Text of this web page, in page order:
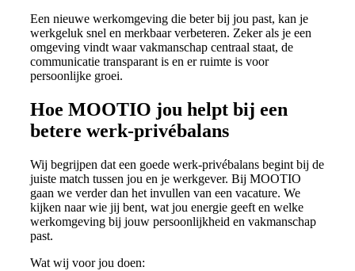
Een nieuwe werkomgeving die beter bij jou past, kan je
werkgeluk snel en merkbaar verbeteren. Zeker als je een
omgeving vindt waar vakmanschap centraal staat, de
communicatie transparant is en er ruimte is voor
persoonlijke groei.
Hoe MOOTIO jou helpt bij een
betere werk-privébalans
Wij begrijpen dat een goede werk-privébalans begint bij de
juiste match tussen jou en je werkgever. Bij MOOTIO
gaan we verder dan het invullen van een vacature. We
kijken naar wie jij bent, wat jou energie geeft en welke
werkomgeving bij jouw persoonlijkheid en vakmanschap
past.
Wat wij voor jou doen: